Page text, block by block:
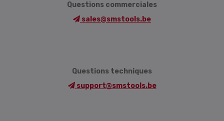
Questions commerciales
sales@smstools.be
Questions techniques
support@smstools.be